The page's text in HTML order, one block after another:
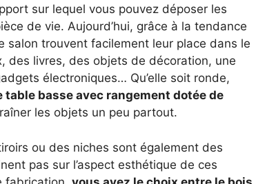
sur lequel vous pouvez déposer les
de vie. Aujourd’hui, grâce à la tendance
trouvent facilement leur place dans le
des livres, des objets de décoration, une
électroniques… Qu’elle soit ronde,
table basse avec rangement dotée de
les objets un peu partout.
ou des niches sont également des
pas sur l’aspect esthétique de ces